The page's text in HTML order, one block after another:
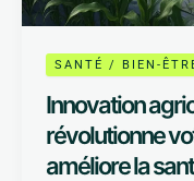
SANTÉ / BIEN-
Innovation
révolutionne
améliore la